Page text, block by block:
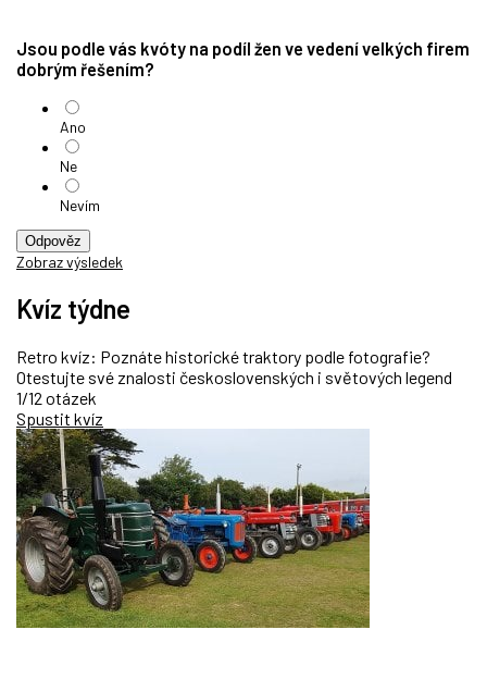
Jsou podle vás kvóty na podíl žen ve vedení velkých firem
dobrým řešením?
Ano
Ne
Nevím
Odpověz
Zobraz výsledek
Kvíz týdne
Retro kvíz: Poznáte historické traktory podle fotografie?
Otestujte své znalosti československých i světových legend
1/12 otázek
Spustit kvíz